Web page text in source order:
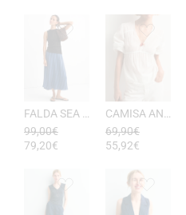
99,00€
79,20€
69,90€
55,92€